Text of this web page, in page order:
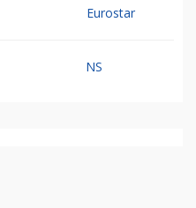
Eurostar
NS